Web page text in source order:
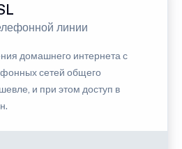
линии
домашнего интернета с
сетей общего
и при этом доступ в